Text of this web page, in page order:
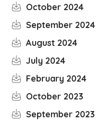
October 2024
September 2024
August 2024
July 2024
February 2024
October 2023
September 2023